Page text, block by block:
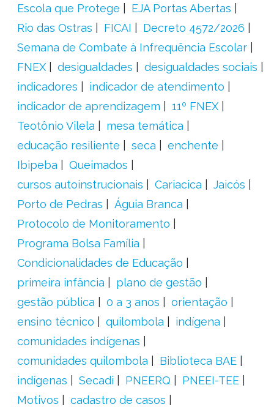
Escola que Protege
EJA Portas Abertas
Rio das Ostras
FICAI
Decreto 4572/2026
Semana de Combate à Infrequência Escolar
FNEX
desigualdades
desigualdades sociais
indicadores
indicador de atendimento
indicador de aprendizagem
11º FNEX
Teotônio Vilela
mesa temática
educação resiliente
seca
enchente
Ibipeba
Queimados
cursos autoinstrucionais
Cariacica
Jaicós
Porto de Pedras
Águia Branca
Protocolo de Monitoramento
Programa Bolsa Família
Condicionalidades de Educação
primeira infância
plano de gestão
gestão pública
0 a 3 anos
orientação
ensino técnico
quilombola
indígena
comunidades indígenas
comunidades quilombola
Biblioteca BAE
indígenas
Secadi PNEERQ
PNEEI-TEE
Motivos
cadastro de casos